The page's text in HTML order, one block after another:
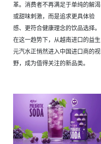
革。消费者不再满足于单纯的解渴
或甜味刺激，而是追求更具体验
感、更符合健康理念的饮品选择。
在这一趋势下，从越南进口的益生
元汽水正悄然进入中国进口商的视
野，成为值得关注的新品类。